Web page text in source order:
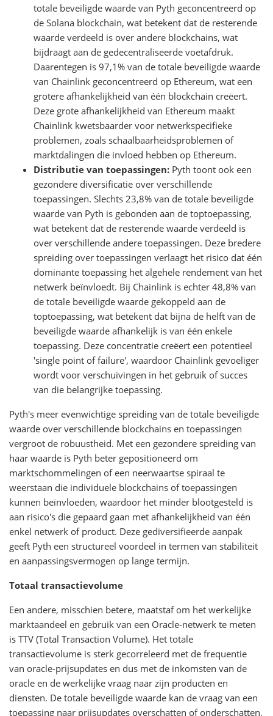
totale beveiligde waarde van Pyth geconcentreerd op
de Solana blockchain, wat betekent dat de resterende
waarde verdeeld is over andere blockchains, wat
bijdraagt aan de gedecentraliseerde voetafdruk.
Daarentegen is 97,1% van de totale beveiligde waarde
van Chainlink geconcentreerd op Ethereum, wat een
grotere afhankelijkheid van één blockchain creëert.
Deze grote afhankelijkheid van Ethereum maakt
Chainlink kwetsbaarder voor netwerkspecifieke
problemen, zoals schaalbaarheidsproblemen of
marktdalingen die invloed hebben op Ethereum.
Distributie van toepassingen: Pyth toont ook een
gezondere diversificatie over verschillende
toepassingen. Slechts 23,8% van de totale beveiligde
waarde van Pyth is gebonden aan de toptoepassing,
wat betekent dat de resterende waarde verdeeld is
over verschillende andere toepassingen. Deze bredere
spreiding over toepassingen verlaagt het risico dat één
dominante toepassing het algehele rendement van het
netwerk beïnvloedt. Bij Chainlink is echter 48,8% van
de totale beveiligde waarde gekoppeld aan de
toptoepassing, wat betekent dat bijna de helft van de
beveiligde waarde afhankelijk is van één enkele
toepassing. Deze concentratie creëert een potentieel
'single point of failure', waardoor Chainlink gevoeliger
wordt voor verschuivingen in het gebruik of succes
van die belangrijke toepassing.
Pyth's meer evenwichtige spreiding van de totale beveiligde
waarde over verschillende blockchains en toepassingen
vergroot de robuustheid. Met een gezondere spreiding van
haar waarde is Pyth beter gepositioneerd om
marktschommelingen of een neerwaartse spiraal te
weerstaan die individuele blockchains of toepassingen
kunnen beïnvloeden, waardoor het minder blootgesteld is
aan risico's die gepaard gaan met afhankelijkheid van één
enkel netwerk of product. Deze gediversifieerde aanpak
geeft Pyth een structureel voordeel in termen van stabiliteit
en aanpassingsvermogen op lange termijn.
Totaal transactievolume
Een andere, misschien betere, maatstaf om het werkelijke
marktaandeel en gebruik van een Oracle-netwerk te meten
is TTV (Total Transaction Volume). Het totale
transactievolume is sterk gecorreleerd met de frequentie
van oracle-prijsupdates en dus met de inkomsten van de
oracle en de werkelijke vraag naar zijn producten en
diensten. De totale beveiligde waarde kan de vraag van een
toepassing naar prijsupdates overschatten of onderschatten,